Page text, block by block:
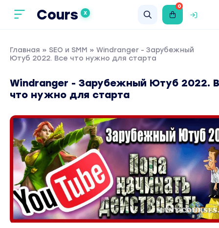
Cours X
0
Главная » SEO и SMM » Windranger - Зарубежный
Ютуб 2022. Все что нужно для старта
Windranger - Зарубежный Ютуб 2022.
что нужно для старта